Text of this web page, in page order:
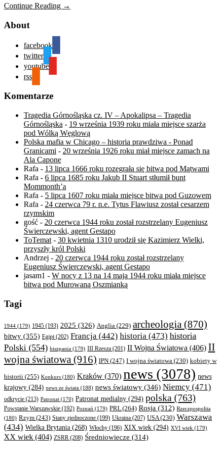
Continue Reading →
About
facebook
twitter
youtube
rss
Komentarze
Tragedia Górnośląska cz. IV – Apokalipsa – Tragedia
Górnośląska - 19 września 1939 roku miała miejsce szarża
pod Wólką Węglową
Polska mafia w Chicago – historia prawdziwa - Ponad
Granicami - 20 września 1926 roku miał miejsce zamach na
Ala Capone
Rafa - 13 lipca 1666 roku rozegrała się bitwa pod Mątwami
Rafa - 6 lipca 1685 roku Jakub II Stuart stłumił bunt
Mommonth’a
Rafa - 5 lipca 1607 roku miała miejsce bitwa pod Guzowem
Rafa - 24 czerwca 79 r. n.e. Tytus Flawiusz został cesarzem
rzymskim
gość - 20 czerwca 1944 roku został rozstrzelany Eugeniusz
Świerczewski, agent Gestapo
ToTemat - 30 kwietnia 1310 urodził się Kazimierz Wielki,
przyszły król Polski
Andrzej - 20 czerwca 1944 roku został rozstrzelany
Eugeniusz Świerczewski, agent Gestapo
jasam1 - W nocy z 13 na 14 maja 1944 roku miała miejsce
bitwa pod Murowaną Oszmianką
Tagi
1944 (179) 1945 (193) 2025 (326) Anglia (229) archeologia (870)
bitwy (355) Egipt(202) Francja (442) historia (473) historia
Polski (554) hiszpania (179) III Rzesza (201) II Wojna Światowa (406) II
wojna światowa (916) IPN (247) I wojna światowa (230) kobiety w
historii (255) Konkurs (180) Kraków (370) news (3078) news
krajowy (284) news ze świata (188) news światowy (346) Niemcy (471)
odkrycie (213) Patronat (170) Patronat medialny (294) polska (763)
Powstanie Warszawskie (192) Poznań (179) PRL(264) Rosja (312) Rzeczpospolita
(180) Rzym (243) Stany zjednoczone (199) Ukraina (207) USA(230) Warszawa
(434) Wielka Brytania (268) Włochy (196) XIX wiek (294) XVI wiek (179)
XX wiek (404) ZSRR (208) Średniowiecze (314)